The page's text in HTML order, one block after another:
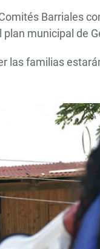
Barriales
municipal de
las familias